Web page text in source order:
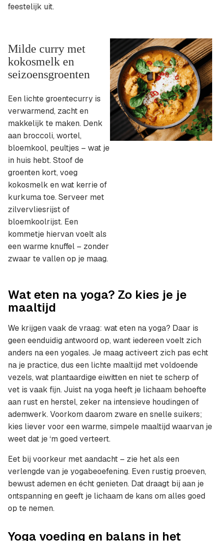
feestelijk uit.
Milde curry met
kokosmelk en
seizoensgroenten
Een lichte groentecurry is
verwarmend, zacht en
makkelijk te maken. Denk
aan broccoli, wortel,
bloemkool, peultjes – wat je
in huis hebt. Stoof de
groenten kort, voeg
kokosmelk en wat kerrie of
kurkuma toe. Serveer met
zilvervliesrijst of
bloemkoolrijst. Een
kommetje hiervan voelt als
een warme knuffel – zonder
zwaar te vallen op je maag.
Wat eten na yoga? Zo kies je je
maaltijd
We krijgen vaak de vraag: wat eten na yoga? Daar is
geen eenduidig antwoord op, want iedereen voelt zich
anders na een yogales. Je maag activeert zich pas echt
na je practice, dus een lichte maaltijd met voldoende
vezels, wat plantaardige eiwitten en niet te scherp of
vet is vaak fijn. Juist na yoga heeft je lichaam behoefte
aan rust en herstel, zeker na intensieve houdingen of
ademwerk. Voorkom daarom zware en snelle suikers;
kies liever voor een warme, simpele maaltijd waarvan je
weet dat je ‘m goed verteert.
Eet bij voorkeur met aandacht – zie het als een
verlengde van je yogabeoefening. Even rustig proeven,
bewust ademen en écht genieten. Dat draagt bij aan je
ontspanning en geeft je lichaam de kans om alles goed
op te nemen.
Yoga voeding en balans in het